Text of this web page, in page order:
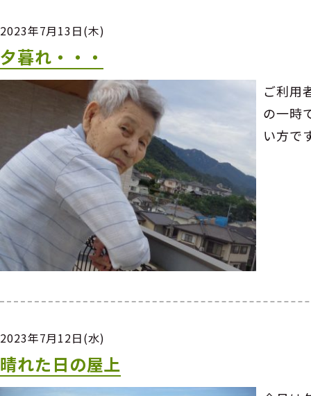
2023年7月13日(木)
夕暮れ・・・
ご利用
の一時
い方で
2023年7月12日(水)
晴れた日の屋上